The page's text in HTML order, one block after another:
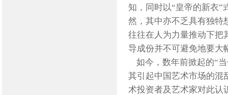
知，同时以“皇帝的新衣”
然，其中亦不乏具有独特
往往在人为力量推动下把
导成份并不可避免地要大
如今，数年前掀起的“
其引起中国艺术市场的混
术投资者及艺术家对此认